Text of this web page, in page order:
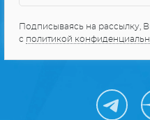
Подписываясь на рассылку,
с политикой